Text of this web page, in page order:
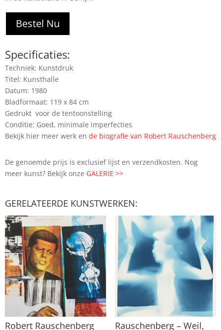
Bestel Nu
Specificaties:
Techniek: Kunstdruk
Titel: Kunsthalle
Datum: 1980
Bladformaat: 119 x 84 cm
Gedrukt voor de tentoonstelling
Conditie: Goed, minimale imperfecties
Bekijk hier meer werk en de biografie van Robert Rauschenberg
De genoemde prijs is exclusief lijst en verzendkosten. Nog
meer kunst? Bekijk onze GALERIE >>
GERELATEERDE KUNSTWERKEN:
Robert Rauschenberg Rauschenberg – Weil,